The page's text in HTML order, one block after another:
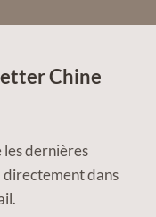
Chine
les dernières
dans